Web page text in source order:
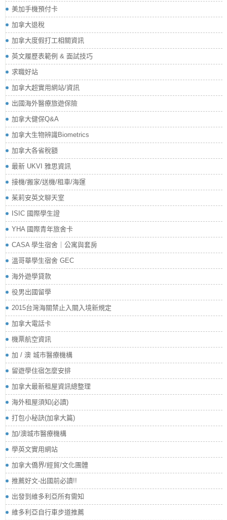
美加手機預付卡
加拿大退稅
加拿大度假打工相關資訊
英文履歷表範例 & 面試技巧
求職好站
加拿大超實用網站/資訊
出國海外醫療旅遊保險
加拿大健保Q&A
加拿大生物辨識Biometrics
加拿大各省稅額
最新 UKVI 雅思資訊
接機/搬家/送機/租車/海運
茱莉安英文聊天室
ISIC 國際學生證
YHA 國際青年旅舍卡
CASA 學生宿舍｜公寓與套房
溫哥華學生宿舍 GEC
海外遊學貸款
役男出國留學
2015台灣海關禁止入關入境新規定
加拿大電話卡
機票航空資訊
加 / 澳 城市醫療機構
留遊學住宿怎麼安排
加拿大最新租屋資訊總整理
海外租屋須知(必讀)
打包小秘訣(加拿大篇)
加/澳城市醫療機構
學英文實用網站
加拿大僑界/經貿/文化團體
推薦好文-出國前必讀!!
出發到維多利亞所有需知
維多利亞自行車步道推薦